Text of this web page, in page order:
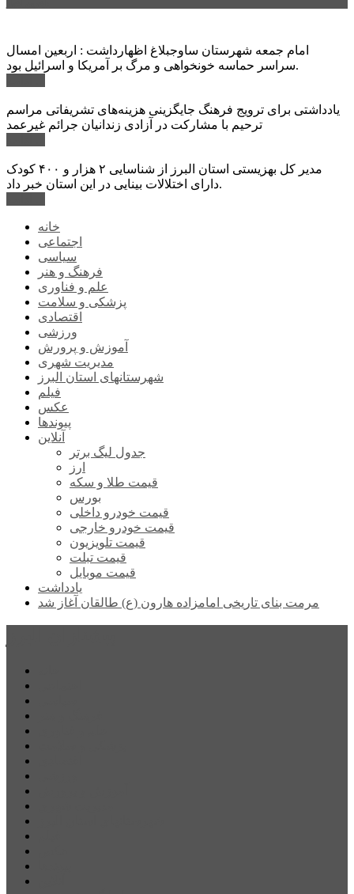
امام جمعه شهرستان ساوجبلاغ اظهارداشت : اربعین امسال
سراسر حماسه خونخواهی و مرگ بر آمریکا و اسرائیل بود.
یادداشتی برای ترویج فرهنگ جایگزینی هزینه‌های تشریفاتی مراسم
ترحیم با مشارکت در آزادی زندانیان جرائم غیرعمد
مدیر کل بهزیستی استان البرز از شناسایی ۲ هزار و ۴۰۰ کودک
دارای اختلالات بینایی در این استان خبر داد.
خانه
اجتماعی
سیاسی
فرهنگ و هنر
علم و فناوری
پزشکی و سلامت
اقتصادی
ورزشی
آموزش و پرورش
مدیریت شهری
شهرستانهای استان البرز
فیلم
عکس
پیوندها
آنلاین
جدول لیگ برتر
ارز
قیمت طلا و سکه
بورس
قیمت خودرو داخلی
قیمت خودرو خارجی
قیمت تلویزیون
قیمت تبلت
قیمت موبایل
یادداشت
مرمت بنای تاریخی امامزاده هارون (ع) طالقان آغاز شد